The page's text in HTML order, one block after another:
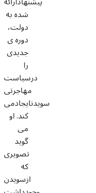
شده به
دولت،
دوره ی
جدیدی
را
درسیاست
مهاجرتی
سويدنایجادمی
کند. او
می
گوید
تصویری
که
ازسويدن